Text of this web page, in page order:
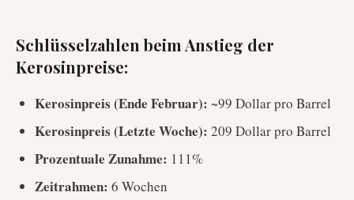
Schlüsselzahlen beim Anstieg der
Kerosinpreise:
Kerosinpreis (Ende Februar): ~99 Dollar pro Barrel
Kerosinpreis (Letzte Woche): 209 Dollar pro Barrel
Prozentuale Zunahme: 111%
Zeitrahmen: 6 Wochen